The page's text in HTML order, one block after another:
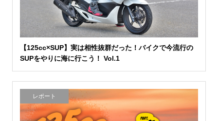
【125cc×SUP】実は相性抜群だった！バイクで今流行の
SUPをやりに海に行こう！ Vol.1
レポート